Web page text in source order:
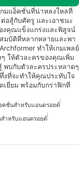
มแอ็คชั่นที่น่าหลงใหลที่
อสู้กับศัตรู และเอาชนะ
งคุณแข็งแกร่งและพิสูจน์
มบัติที่หลากหลายและพา
ทำให้เกมเพลย์
ให้ตัวละครของคุณเพิ่ม
พบกับตัวละครประหลาดๆ
งที่จะทำให้คุณประทับใจ
เยี่ยม พร้อมกับกราฟิกที่
คชั่นสำหรับแอนดรอยด์
ำหรับแอนดรอยด์